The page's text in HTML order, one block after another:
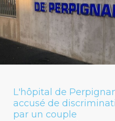
L'hôpital de
accusé de
par un couple